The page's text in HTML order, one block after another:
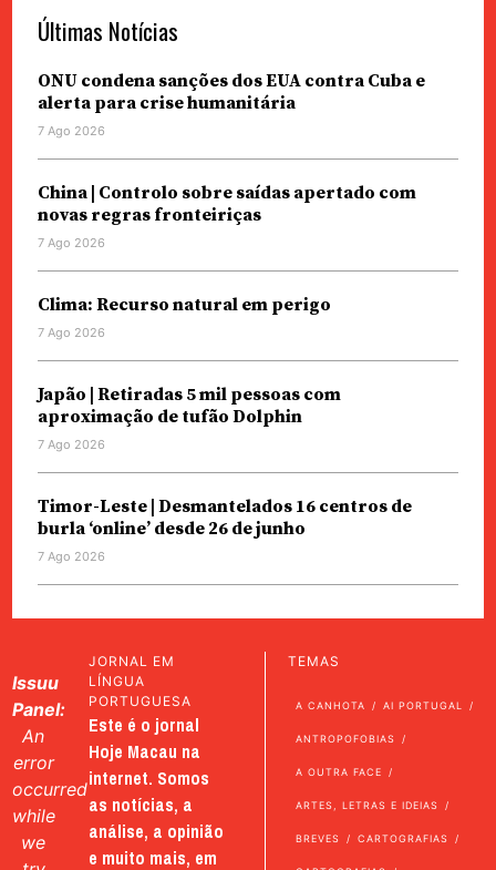
Últimas Notícias
ONU condena sanções dos EUA contra Cuba e
alerta para crise humanitária
7 Ago 2026
China | Controlo sobre saídas apertado com
novas regras fronteiriças
7 Ago 2026
Clima: Recurso natural em perigo
7 Ago 2026
Japão | Retiradas 5 mil pessoas com
aproximação de tufão Dolphin
7 Ago 2026
Timor-Leste | Desmantelados 16 centros de
burla ‘online’ desde 26 de junho
7 Ago 2026
Issuu
Panel:
An
error
occurred
while
we
JORNAL EM
LÍNGUA
PORTUGUESA
Este é o jornal
Hoje Macau na
internet. Somos
as notícias, a
análise, a opinião
e muito mais, em
TEMAS
A CANHOTA AI PORTUGAL
ANTROPOFOBIAS
A OUTRA FACE
ARTES, LETRAS E IDEIAS
BREVES CARTOGRAFIAS